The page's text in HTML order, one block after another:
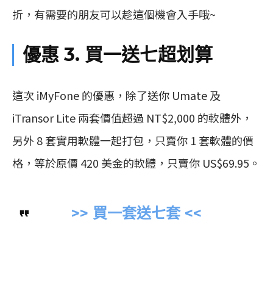
折，有需要的朋友可以趁這個機會入手哦~
優惠 3. 買一送七超划算
這次 iMyFone 的優惠，除了送你 Umate 及
iTransor Lite 兩套價值超過 NT$2,000 的軟體外，
另外 8 套實用軟體一起打包，只賣你 1 套軟體的價
格，等於原價 420 美金的軟體，只賣你 US$69.95。
>> 買一套送七套 <<